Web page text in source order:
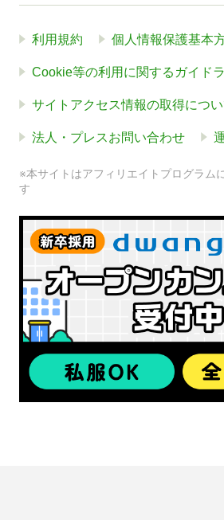
利用規約 個人情報保護基本
Cookie等の利用に関するガイド
サイトアクセス情報の取得につい
法人・プレスお問い合わせ
※本サイトはアフィリエイトプログラム
す